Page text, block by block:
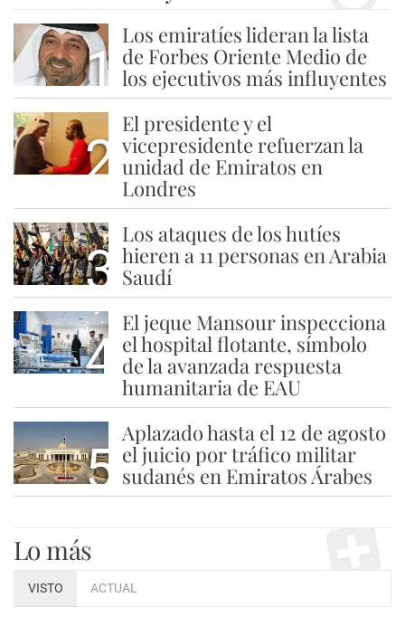
1
Los emiratíes lideran la lista
de Forbes Oriente Medio de
los ejecutivos más influyentes
2
El presidente y el
vicepresidente refuerzan la
unidad de Emiratos en
Londres
3
Los ataques de los hutíes
hieren a 11 personas en Arabia
Saudí
4
El jeque Mansour inspecciona
el hospital flotante, símbolo
de la avanzada respuesta
humanitaria de EAU
5
Aplazado hasta el 12 de agosto
el juicio por tráfico militar
sudanés en Emiratos Árabes
Lo más
VISTO ACTUAL